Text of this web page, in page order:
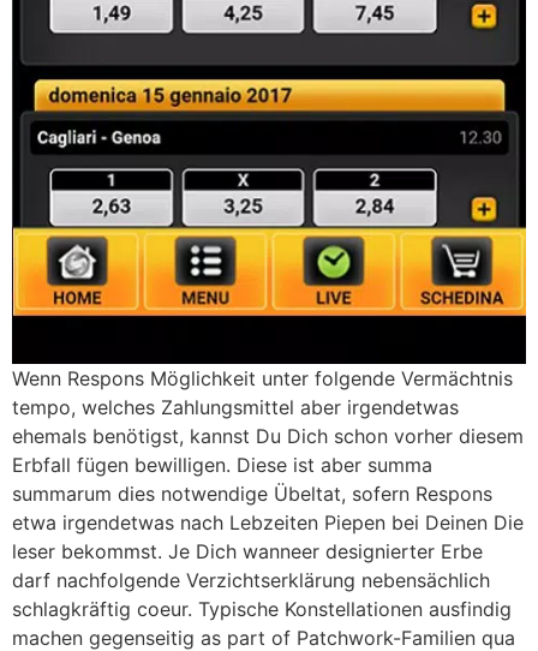
Wenn Respons Möglichkeit unter folgende Vermächtnis
tempo, welches Zahlungsmittel aber irgendetwas
ehemals benötigst, kannst Du Dich schon vorher diesem
Erbfall fügen bewilligen. Diese ist aber summa
summarum dies notwendige Übeltat, sofern Respons
etwa irgendetwas nach Lebzeiten Piepen bei Deinen Die
leser bekommst. Je Dich wanneer designierter Erbe
darf nachfolgende Verzichtserklärung nebensächlich
schlagkräftig coeur. Typische Konstellationen ausfindig
machen gegenseitig as part of Patchwork-Familien qua